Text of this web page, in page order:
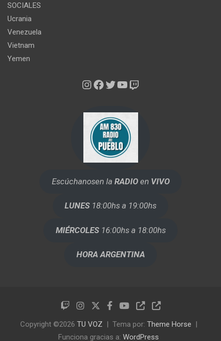
SOCIALES
Ucrania
Venezuela
Vietnam
Yemen
Instagram
Facebook
Twitter
YouTube
Twitch
Escúchanosen la RADIOen VIVO
LUNES 18:00hs a 19:00hs
MIÉRCOLES16:00hs a 18:00hs
HORA ARGENTINA
Copyright ©2026 TU VOZ Tema por: Theme Horse
Funciona gracias a: WordPress